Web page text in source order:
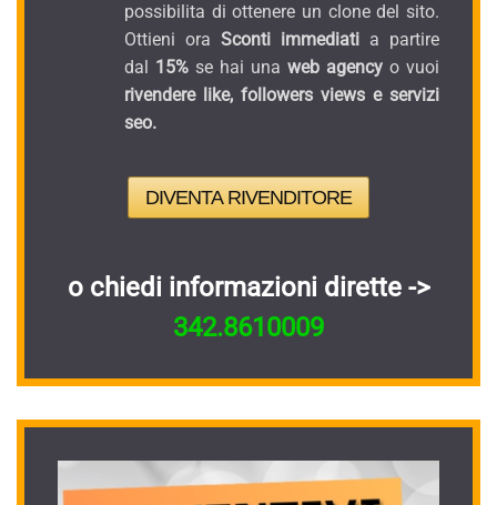
possibilita di ottenere un clone del sito.
Ottieni ora Sconti immediati a partire
dal 15% se hai una web agency o vuoi
rivendere like, followers views e servizi
seo.
DIVENTA RIVENDITORE
o chiedi informazioni dirette ->
342.8610009